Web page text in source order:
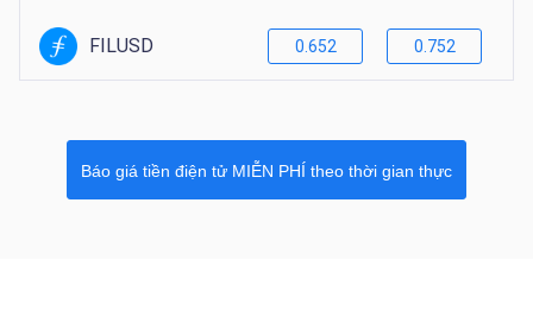
FILUSD 0.652 0.752
Báo giá tiền điện tử MIỄN PHÍ theo thời gian thực